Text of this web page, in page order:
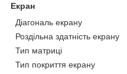
Екран
Діагональ екрану
Роздільна здатність екрану
Тип матриці
Тип покриття екрану